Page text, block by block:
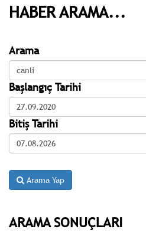
HABER ARAMA...
Arama
Başlangıç Tarihi
Bitiş Tarihi
Arama Yap
ARAMA SONUÇLARI